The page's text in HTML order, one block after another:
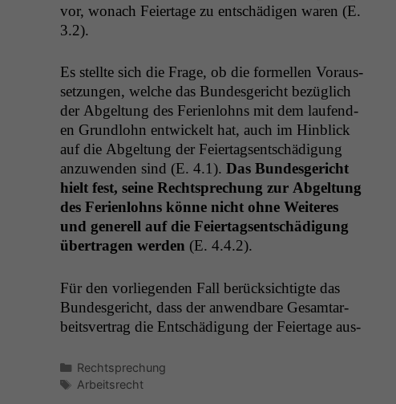
vor, wonach Feiertage zu entschädi­gen waren (E.
3.2).
Es stellte sich die Frage, ob die formellen Voraus­
set­zun­gen, welche das Bun­des­gericht bezüglich
der Abgel­tung des Ferien­lohns mit dem laufend­
en Grund­lohn entwick­elt hat, auch im Hin­blick
auf die Abgel­tung der Feiertagsentschädi­gung
anzuwen­den sind (E. 4.1). Das Bun­des­gericht
hielt fest, seine Recht­sprechung zur Abgel­tung
des Ferien­lohns könne nicht ohne Weit­eres
und generell auf die Feiertagsentschädi­gung
über­tra­gen wer­den (E. 4.4.2).
Für den vor­liegen­den Fall berück­sichtigte das
Bun­des­gericht, dass der anwend­bare Gesam­tar­
beitsver­trag die Entschädi­gung der Feiertage aus­
Kategorien
Rechtsprechung
Schlagwörter
Arbeitsrecht